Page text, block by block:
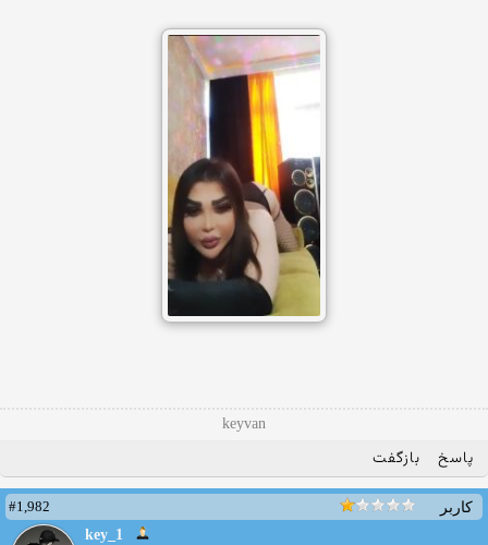
keyvan
پاسخ بازگفت
کاربر
#1,982
key_1